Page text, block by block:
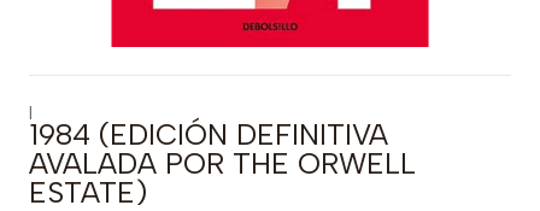
|
1984 (EDICIÓN DEFINITIVA
AVALADA POR THE ORWELL
ESTATE)